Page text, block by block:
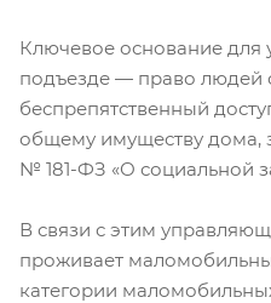
Ключевое основание для
подъезде — право людей
беспрепятственный
общему имуществу дома,
№ 181-ФЗ «О социальной
В связи с этим
проживает
категории